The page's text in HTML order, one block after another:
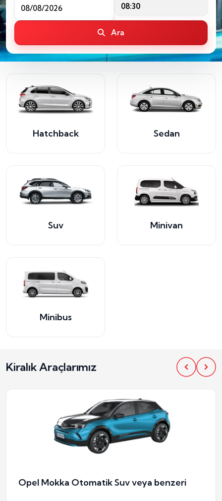
08:30
Ara
Hatchback Sedan
Suv Minivan
Minibus
Kiralık Araçlarımız
Opel Mokka Otomatik Suv veya benzeri